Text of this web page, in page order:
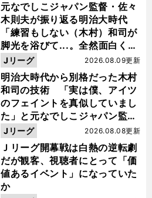
元なでしこジャパン監督・佐々
木則夫が振り返る明治大時代
「練習もしない（木村）和司が
脚光を浴びて...。全然面白くな
い４年間でした」
明治大時代から別格だった木村
和司の技術 「実は僕、アイツ
のフェイントを真似していまし
た」と元なでしこジャパン監
督・佐々木則夫
2026.08.09更新
Jリーグ
Ｊリーグ開幕戦は白熱の逆転劇
だが観客、視聴者にとって「価
値あるイベント」になっていた
か
2026.08.08更新
Jリーグ